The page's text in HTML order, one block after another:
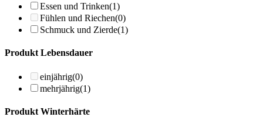
Essen und Trinken(1)
Fühlen und Riechen(0)
Schmuck und Zierde(1)
Produkt Lebensdauer
einjährig(0)
mehrjährig(1)
Produkt Winterhärte